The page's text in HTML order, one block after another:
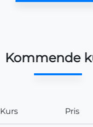
Kommende
Kurs Pris